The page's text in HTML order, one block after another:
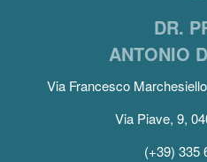
DR.
ANTONIO
Via Francesco
Via Piave, 9,
(+39) 335